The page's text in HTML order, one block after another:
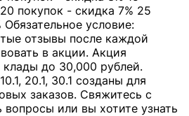
покупок - скидка 7% 25
условие:
отзывы после каждой
в акции. Акция
клады до 30,000 рублей.
20.1, 30.1 созданы для
заказов. Свяжитесь с
вопросы или вы хотите узнать